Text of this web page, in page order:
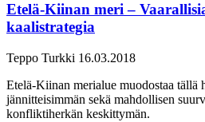
Etelä-Kiinan meri –
kaalistrategia
Teppo Turkki 16.03.2018
Etelä-Kiinan merialue muodostaa tällä
jännitteisimmän sekä mahdollisen
konfliktiherkän keskittymän.